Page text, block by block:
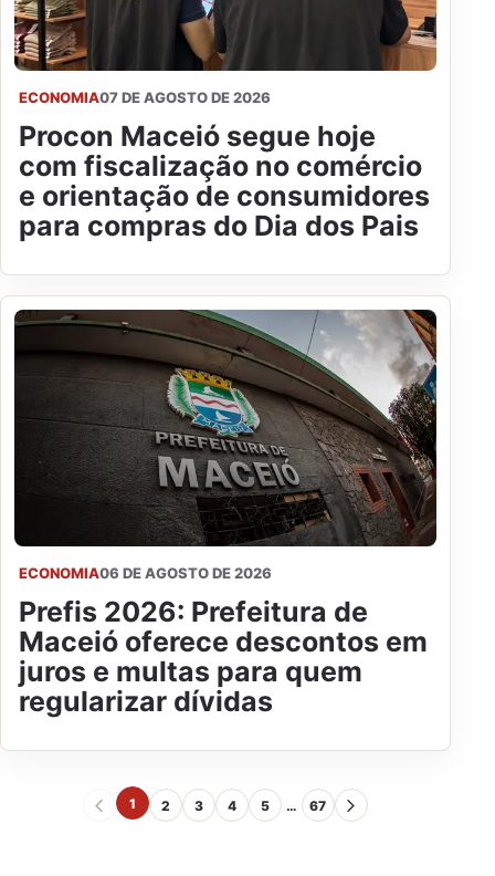
ECONOMIA07 DE AGOSTO DE 2026
Procon Maceió segue hoje
com fiscalização no comércio
e orientação de consumidores
para compras do Dia dos Pais
ECONOMIA06 DE AGOSTO DE 2026
Prefis 2026: Prefeitura de
Maceió oferece descontos em
juros e multas para quem
regularizar dívidas
1 2 3 4 5 … 67